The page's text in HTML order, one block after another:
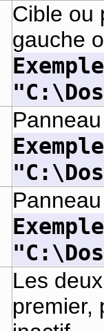
Cible ou
gauche
Les
premier,